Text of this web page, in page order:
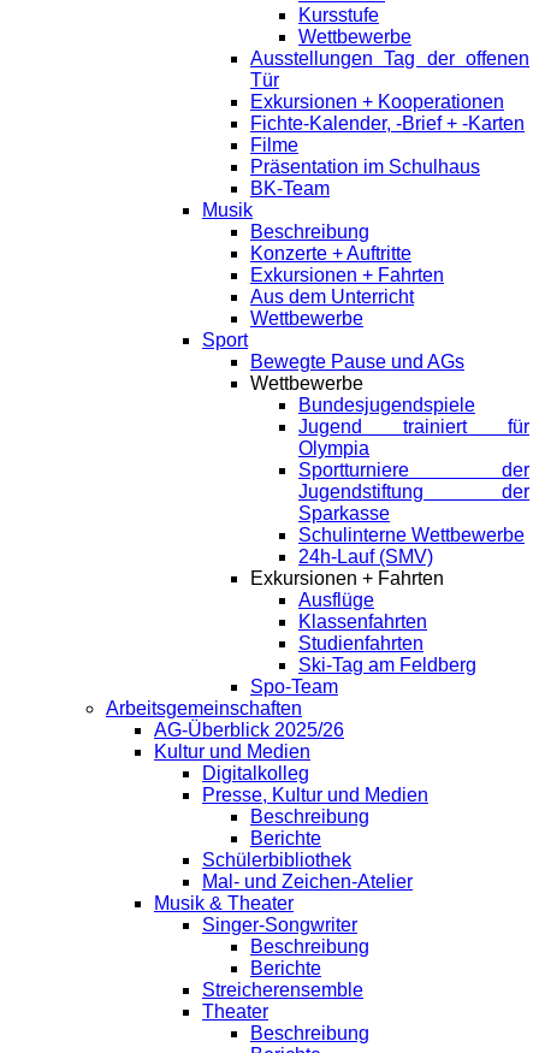
Kursstufe
Wettbewerbe
Ausstellungen Tag der offenen
Tür
Exkursionen + Kooperationen
Fichte-Kalender, -Brief + -Karten
Filme
Präsentation im Schulhaus
BK-Team
Musik
Beschreibung
Konzerte + Auftritte
Exkursionen + Fahrten
Aus dem Unterricht
Wettbewerbe
Sport
Bewegte Pause und AGs
Wettbewerbe
Bundesjugendspiele
Jugend trainiert für
Olympia
Sportturniere der
Jugendstiftung der
Sparkasse
Schulinterne Wettbewerbe
24h-Lauf (SMV)
Exkursionen + Fahrten
Ausflüge
Klassenfahrten
Studienfahrten
Ski-Tag am Feldberg
Spo-Team
Arbeitsgemeinschaften
AG-Überblick 2025/26
Kultur und Medien
Digitalkolleg
Presse, Kultur und Medien
Beschreibung
Berichte
Schülerbibliothek
Mal- und Zeichen-Atelier
Musik & Theater
Singer-Songwriter
Beschreibung
Berichte
Streicherensemble
Theater
Beschreibung